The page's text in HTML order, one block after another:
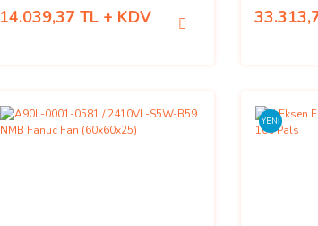
14.039,37 TL + KDV
YENİ